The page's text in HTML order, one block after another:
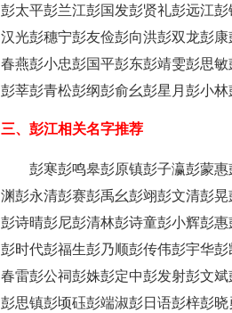
彭太平彭兰江彭国发彭贤礼彭远江彭
汉光彭穗宁彭友俭彭向洪彭双龙彭康
春燕彭小忠彭国平彭东彭靖雯彭思敏
彭莘彭青松彭纲彭俞幺彭星月 彭小林
三、彭江相关名字推荐
彭寒彭鸣皋彭原镇彭子瀛彭蒙惠
渊彭永清彭赛彭禹幺彭翊彭文清彭晃
彭诗晴彭尼彭清林彭诗童彭小辉彭惠
彭时代彭福生彭乃顺彭传伟彭宇华彭
春雷彭公祠彭姝彭定中彭发射彭文斌
彭思镇彭顷砡彭端淑彭日语彭梓彭晓